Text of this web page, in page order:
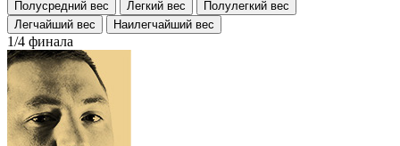
Полусредний вес
Легкий вес
Полулегкий вес
Легчайший вес
Наилегчайший вес
1/4 финала